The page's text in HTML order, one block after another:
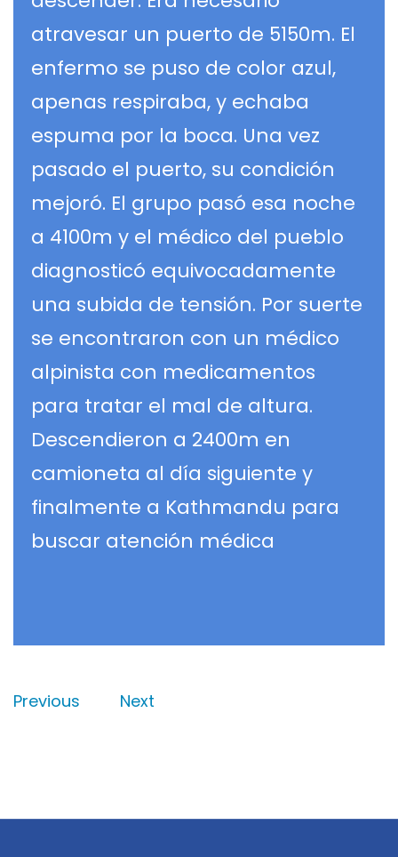
atravesar un puerto de 5150m. El
enfermo se puso de color azul,
apenas respiraba, y echaba
espuma por la boca. Una vez
pasado el puerto, su condición
mejoró. El grupo pasó esa noche
a 4100m y el médico del pueblo
diagnosticó equivocadamente
una subida de tensión. Por suerte
se encontraron con un médico
alpinista con medicamentos
para tratar el mal de altura.
Descendieron a 2400m en
camioneta al día siguiente y
finalmente a Kathmandu para
buscar atención médica
Previous Next